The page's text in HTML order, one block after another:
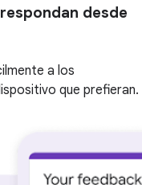
desde
a los
que prefieran.